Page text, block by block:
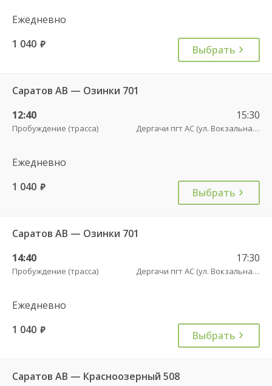
Ежедневно
1 040 руб. Выбрать
Саратов АВ — Озинки 701
12:40
Пробуждение (трасса)
15:30
Дергачи пгт АС (ул. Вокзальная, 5А)
Ежедневно
1 040 руб. Выбрать
Саратов АВ — Озинки 701
14:40
Пробуждение (трасса)
17:30
Дергачи пгт АС (ул. Вокзальная, 5А)
Ежедневно
1 040 руб. Выбрать
Саратов АВ — Красноозерный 508